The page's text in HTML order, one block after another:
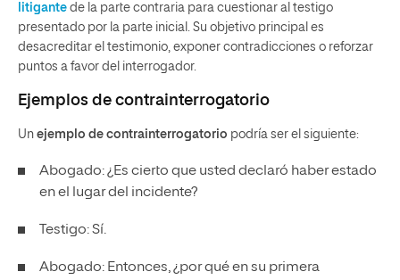
litigante de la parte contraria para cuestionar al testigo
presentado por la parte inicial. Su objetivo principal es
desacreditar el testimonio, exponer contradicciones o reforzar
puntos a favor del interrogador.
Ejemplos de contrainterrogatorio
Un ejemplo de contrainterrogatorio podría ser el siguiente:
Abogado: ¿Es cierto que usted declaró haber estado
en el lugar del incidente?
Testigo: Sí.
Abogado: Entonces, ¿por qué en su primera